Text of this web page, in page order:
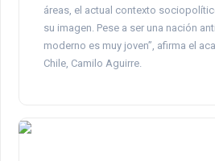
áreas, el actual contexto
su imagen. Pese a ser una nación
moderno es muy joven”, afirma el
Chile, Camilo Aguirre.